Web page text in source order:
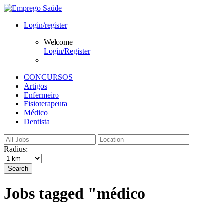
Login/register
Welcome
Login/Register
CONCURSOS
Artigos
Enfermeiro
Fisioterapeuta
Médico
Dentista
Radius:
Search
Jobs tagged "médico